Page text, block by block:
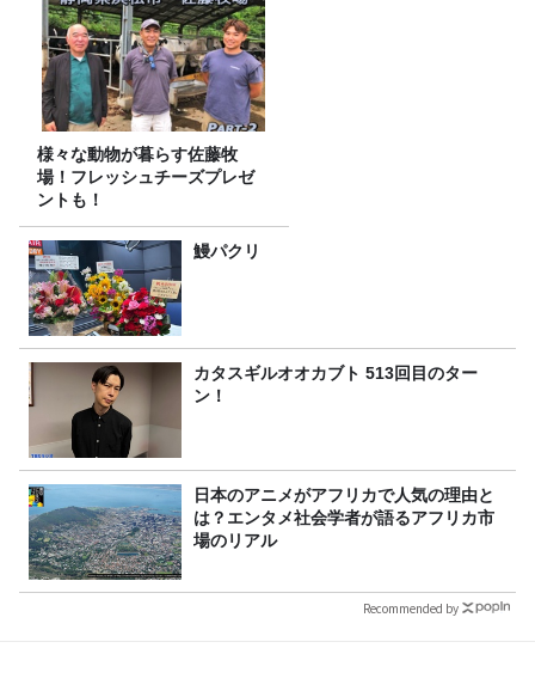
様々な動物が暮らす佐藤牧
場！フレッシュチーズプレゼ
ントも！
鰻パクリ
カタスギルオオカブト 513回目のター
ン！
日本のアニメがアフリカで人気の理由と
は？エンタメ社会学者が語るアフリカ市
場のリアル
Recommended by